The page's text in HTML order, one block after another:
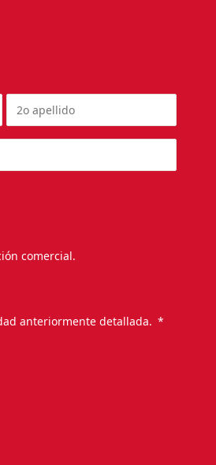
comercial.
anteriormente detallada.